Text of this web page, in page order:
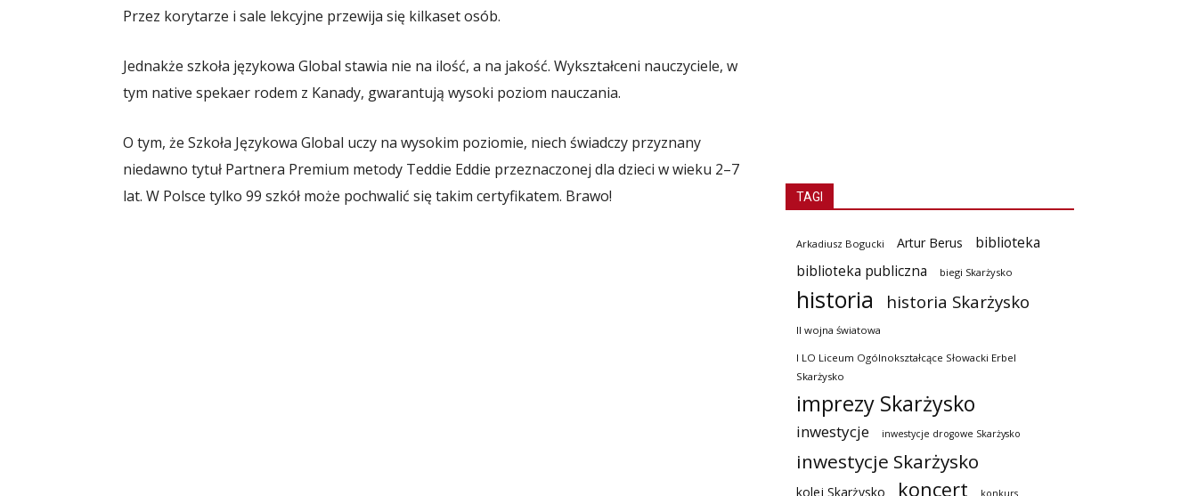
Przez korytarze i sale lekcyjne przewija się kilkaset osób.
Jednakże szkoła językowa Global stawia nie na ilość, a na jakość. Wykształceni nauczyciele, w
tym native spekaer rodem z Kanady, gwarantują wysoki poziom nauczania.
O tym, że Szkoła Językowa Global uczy na wysokim poziomie, niech świadczy przyznany
niedawno tytuł Partnera Premium metody Teddie Eddie przeznaczonej dla dzieci w wieku 2–7
lat. W Polsce tylko 99 szkół może pochwalić się takim certyfikatem. Brawo!
TAGI
Arkadiusz Bogucki Artur Berus
biblioteka
biblioteka publiczna
biegi Skarżysko
historia historia Skarżysko
II wojna światowa
I LO Liceum Ogólnokształcące Słowacki Erbel
Skarżysko
imprezy Skarżysko
inwestycje inwestycje drogowe Skarżysko
inwestycje Skarżysko
kolej Skarżysko koncert konkurs